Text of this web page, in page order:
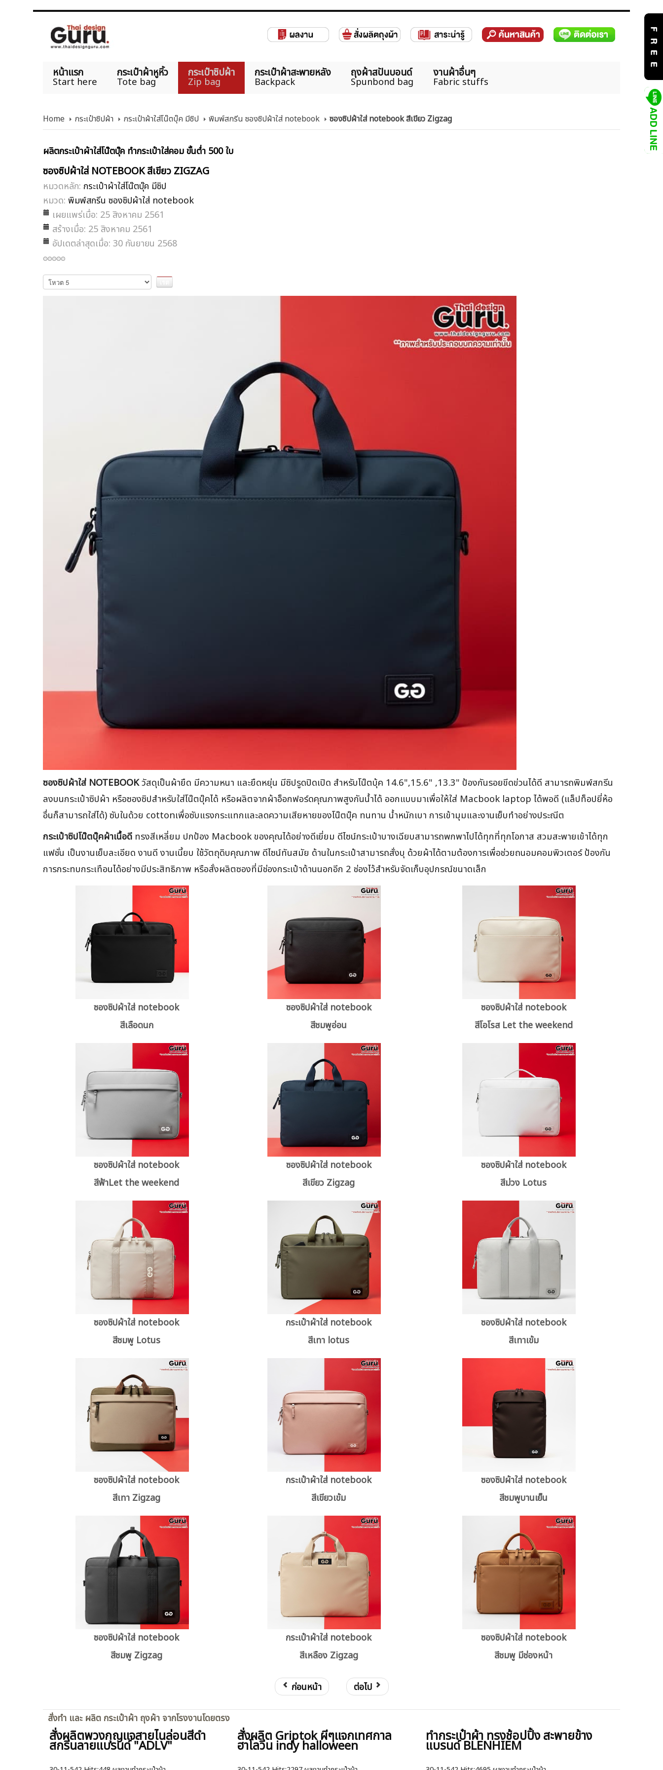
หน้าแรก
Start here
กระเป๋าผ้าหูหิ้ว
Tote bag
กระเป๋าซิปผ้า
Zip bag
กระเป๋าผ้าสะพายหลัง
Backpack
ถุงผ้าสปันบอนด์
Spunbond bag
งานผ้าอื่นๆ
Fabric stuffs
Home กระเป๋าซิปผ้า กระเป๋าผ้าใส่โน๊ตบุ๊ค มีซิป พิมพ์สกรีน ซองซิปผ้าใส่ notebook ซองซิปผ้าใส่ notebook สีเขียว Zigzag
ผลิตกระเป๋าผ้าใส่โน๊ตบุ๊ค ทำกระเป๋าใส่คอม ขั้นต่ำ 500 ใบ
ซองซิปผ้าใส่ NOTEBOOK สีเขียว ZIGZAG
หมวดหลัก: กระเป๋าผ้าใส่โน๊ตบุ๊ค มีซิป
หมวด: พิมพ์สกรีน ซองซิปผ้าใส่ notebook
เผยแพร่เมื่อ: 25 สิงหาคม 2561
สร้างเมื่อ: 25 สิงหาคม 2561
อัปเดตล่าสุดเมื่อ: 30 กันยายน 2568
กรุณา
ให้
ซองซิปผ้าใส่ NOTEBOOKวัสดุเป็นผ้ายืด มีความหนา และยืดหยุ่น มีซิปรูดปิดเปิด สำหรับโน๊ตบุ้ค 14.6",15.6" ,13.3" ป้องกันรอยขีดข่วนได้ดี สามารถพิมพ์สกรีน
ลงบนกระเป๋าซิปผ้า หรือซองซิปสำหรับใส่โน๊ตบุ๊คได้ หรือผลิตจากผ้าอ็อกฟอร์ดคุณภาพสูงกันน้ำได้ ออกแบบมาเพื่อให้ใส่ Macbook laptop ได้พอดี (แล็ปท็อปยี่ห้อ
อื่นก็สามารถใส่ได้) ซับในด้วย cottonเพื่อซับแรงกระแทกและลดความเสียหายของโน๊ตบุ๊ค ทนทาน น้ำหนักเบา การเข้ามุมและงานเย็บทำอย่างประณีต
กระเป๋าซิปโน๊ตบุ๊คผ้าเนื้อดี ทรงสีเหลี่ยม ปกป้อง Macbook ของคุณได้อย่างดีเยี่ยม ดีไซน์กระเป๋าบางเฉียบสามารถพกพาไปได้ทุกที่ทุกโอกาส สวมสะพายเข้าได้ทุก
แฟชั่น เป็นงานเย็บละเอียด งานดี งานเนี้ยบ ใช้วัตถุดิบคุณภาพ ดีไซน์ทันสมัย ด้านในกระเป๋าสามารถสั่งบุ ด้วยผ้าได้ตามต้องการเพื่อช่วยถนอมคอมพิวเตอร์ ป้องกัน
การกระทบกระเทือนได้อย่างมีประสิทธิภาพ หรือสั่งผลิตซองที่มีช่องกระเป๋าด้านนอกอีก 2 ช่องไว้สำหรับจัดเก็บอุปกรณ์ขนาดเล็ก
ซองซิปผ้าใส่ notebook
สีเลือดนก
ซองซิปผ้าใส่ notebook
สีชมพูอ่อน
ซองซิปผ้าใส่ notebook
สีโอโรส Let the weekend
ซองซิปผ้าใส่ notebook
สีฟ้าLet the weekend
ซองซิปผ้าใส่ notebook
สีเขียว Zigzag
ซองซิปผ้าใส่ notebook
สีม่วง Lotus
ซองซิปผ้าใส่ notebook
สีชมพู Lotus
กระเป๋าผ้าใส่ notebook
สีเทา lotus
ซองซิปผ้าใส่ notebook
สีเทาเข้ม
ซองซิปผ้าใส่ notebook
สีเทา Zigzag
กระเป๋าผ้าใส่ notebook
สีเขียวเข้ม
ซองซิปผ้าใส่ notebook
สีชมพูบานเย็น
ซองซิปผ้าใส่ notebook
สีชมพู Zigzag
กระเป๋าผ้าใส่ notebook
สีเหลือง Zigzag
ซองซิปผ้าใส่ notebook
สีชมพู มีช่องหน้า
ก่อนหน้า ต่อไป
สั่งทำ และ ผลิต กระเป๋าผ้า ถุงผ้า จากโรงงานโดยตรง
สั่งผลิตพวงกุญแจสายไนล่อนสีดำ
สกรีนลายแบรนด์ "ADLV"
สั่งผลิต Griptok ผีๆแจกเทศกาล
ฮาโลวีน indy halloween
ทำกระเป๋าผ้า ทรงช้อปปิ้ง สะพายข้าง
แบรนด์ BLENHIEM